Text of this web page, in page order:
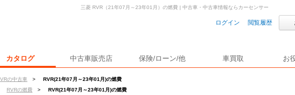
ログイン 閲覧履歴
カタログ 中古車販売店 保険/ローン/他 車買取 お
の中古車 >
RVR(21年07月～23年01月)の燃費
RVRの燃費 > RVR(21年07月～23年01月)の燃費
三菱 RVR（21年07月～23年01月）の燃費 | 中古車・中古車情報ならカーセンサー